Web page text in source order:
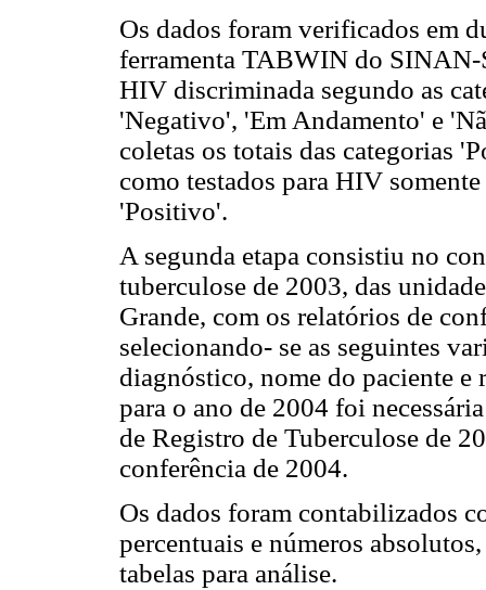
Os dados foram verificados em
ferramenta TABWIN do SINAN-
HIV discriminada segundo as
'Negativo', 'Em Andamento' e
coletas os totais das categorias
como testados para HIV
'Positivo'.
A segunda etapa consistiu no
tuberculose de 2003, das
Grande, com os relatórios de
selecionando- se as seguintes
diagnóstico, nome do paciente
para o ano de 2004 foi
de Registro de Tuberculose de
conferência de 2004.
Os dados foram contabilizados
percentuais e números
tabelas para análise.